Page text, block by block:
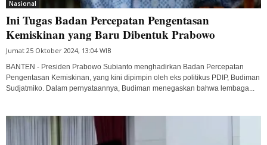
Nasional
Ini Tugas Badan Percepatan Pengentasan
Kemiskinan yang Baru Dibentuk Prabowo
Jumat 25 Oktober 2024, 13:04 WIB
BANTEN - Presiden Prabowo Subianto menghadirkan Badan Percepatan
Pengentasan Kemiskinan, yang kini dipimpin oleh eks politikus PDIP, Budiman
Sudjatmiko. Dalam pernyataannya, Budiman menegaskan bahwa lembaga...